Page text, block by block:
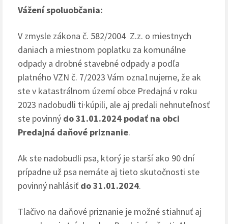
Váženíspoluobčania:
V zmysle zákona č. 582/2004 Z.z. o miestnych
daniach a miestnom poplatku za komunálne
odpady a drobné stavebné odpady a podľa
platného VZN č. 7/2023 Vám ozna1nujeme, že ak
ste v katastrálnom území obce Predajná v roku
2023 nadobudli ti·kúpili, ale aj predali nehnuteľnosť
ste povinný do 31.01.2024 podať na obci
Predajná daňové priznanie.
Ak ste nadobudli psa, ktorý je starší ako 90 dní
prípadne už psa nemáte aj tieto skutočnosti ste
povinný nahlásiť do 31.01.2024.
Tlačivo na daňové priznanie je možné stiahnuť aj